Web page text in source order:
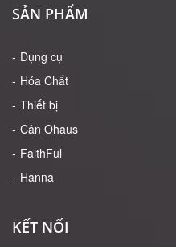
SẢN PHẨM
Dụng cụ
Hóa Chất
Thiết bị
Cân Ohaus
FaithFul
Hanna
KẾT NỐI